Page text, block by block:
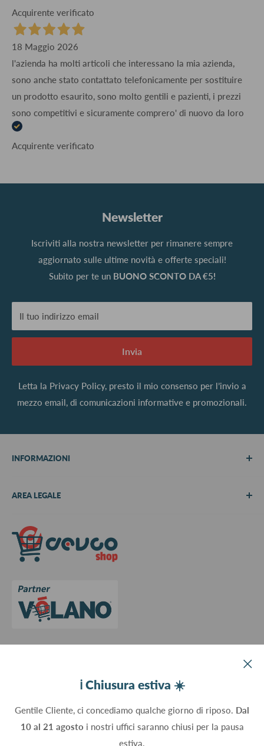
ℹ️ Chiusura estiva ☀️
Gentile Cliente, ci concediamo qualche giorno di riposo. Dal
10 al 21 agosto i nostri uffici saranno chiusi per la pausa
estiva.
Acquirente verificato
18 Maggio 2026
l'azienda ha molti articoli che interessano la mia azienda,
sono anche stato contattato telefonicamente per sostituire
un prodotto esaurito, sono molto gentili e pazienti, i prezzi
sono competitivi e sicuramente comprero' di nuovo da loro
Acquirente verificato
Newsletter
Iscriviti alla nostra newsletter per rimanere sempre
aggiornato sulle ultime novità e offerte speciali!
Subito per te un BUONO SCONTO DA €5!
Il tuo indirizzo email
Invia
Letta la Privacy Policy, presto il mio consenso per l’invio a
mezzo email, di comunicazioni informative e promozionali.
INFORMAZIONI
Metodi di pagamento
Richiedi preventivo
Contattaci
AREA LEGALE
Informativa su resi e rimborsi
Privacy Policy
Aggiorna le preferenze sui cookie
C.Fisc. P.IVA 09934830960
Seguici